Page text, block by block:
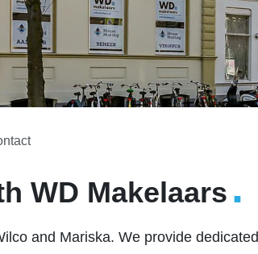
WD Makelaars .
and Mariska. We provide dedicated